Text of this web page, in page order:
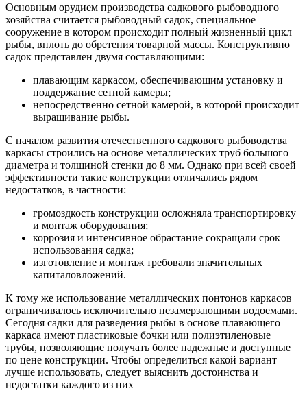
Основным орудием производства садкового рыбоводного
хозяйства считается рыбоводный садок, специальное
сооружение в котором происходит полный жизненный цикл
рыбы, вплоть до обретения товарной массы. Конструктивно
садок представлен двумя составляющими:
плавающим каркасом, обеспечивающим установку и
поддержание сетной камеры;
непосредственно сетной камерой, в которой происходит
выращивание рыбы.
С началом развития отечественного садкового рыбоводства
каркасы строились на основе металлических труб большого
диаметра и толщиной стенки до 8 мм. Однако при всей своей
эффективности такие конструкции отличались рядом
недостатков, в частности:
громоздкость конструкции осложняла транспортировку
и монтаж оборудования;
коррозия и интенсивное обрастание сокращали срок
использования садка;
изготовление и монтаж требовали значительных
капиталовложений.
К тому же использование металлических понтонов каркасов
ограничивалось исключительно незамерзающими водоемами.
Сегодня садки для разведения рыбы в основе плавающего
каркаса имеют пластиковые бочки или полиэтиленовые
трубы, позволяющие получать более надежные и доступные
по цене конструкции. Чтобы определиться какой вариант
лучше использовать, следует выяснить достоинства и
недостатки каждого из них